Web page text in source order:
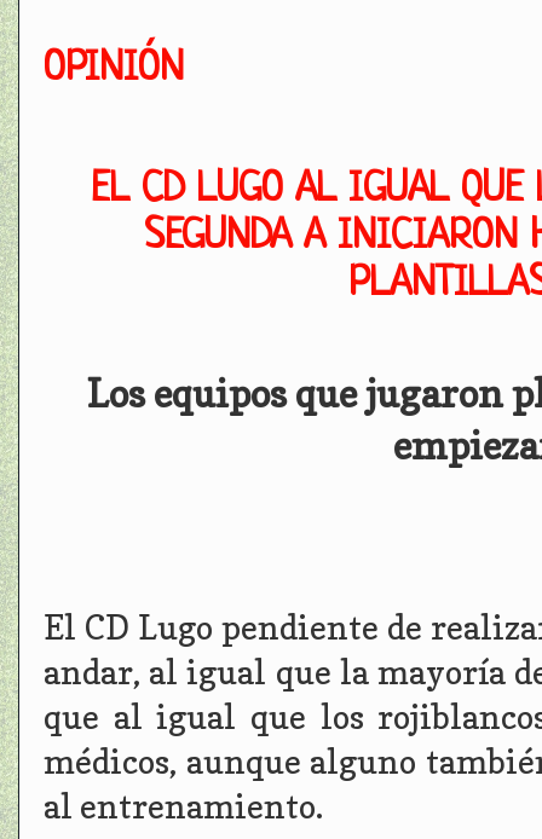
OPINIÓN
EL CD LUGO AL IGUAL QUE
SEGUNDA A INICIARON
Los equipos que jugaron
El CD Lugo pendiente de
andar, al igual que la mayoría
que al igual que los
médicos, aunque alguno
al entrenamiento.